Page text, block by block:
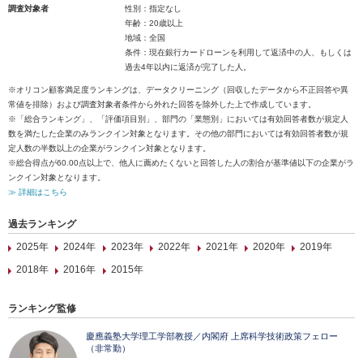
調査対象者
性別：指定なし
年齢：20歳以上
地域：全国
条件：現在銀行カードローンを利用して返済中の人、もしくは
過去4年以内に返済が完了した人。
※オリコン顧客満足度ランキングは、データクリーニング（回収したデータから不正回答や異
常値を排除）および調査対象者条件から外れた回答を除外した上で作成しています。
※「総合ランキング」、「評価項目別」、部門の「業態別」においては有効回答者数が規定人
数を満たした企業のみランクイン対象となります。その他の部門においては有効回答者数が規
定人数の半数以上の企業がランクイン対象となります。
※総合得点が60.00点以上で、他人に薦めたくないと回答した人の割合が基準値以下の企業がラ
ンクイン対象となります。
≫ 詳細はこちら
過去ランキング
2025年
2024年 2023年 2022年 2021年 2020年
2019年
2018年
2016年 2015年
ランキング監修
慶應義塾大学理工学部教授／内閣府 上席科学技術政策フェロー
（非常勤）